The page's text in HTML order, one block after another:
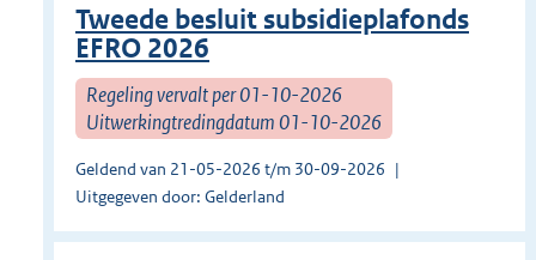
Tweede besluit subsidieplafonds
EFRO 2026
Regeling vervalt per 01-10-2026
Uitwerkingtredingdatum 01-10-2026
Geldend van 21-05-2026 t/m 30-09-2026
Uitgegeven door: Gelderland